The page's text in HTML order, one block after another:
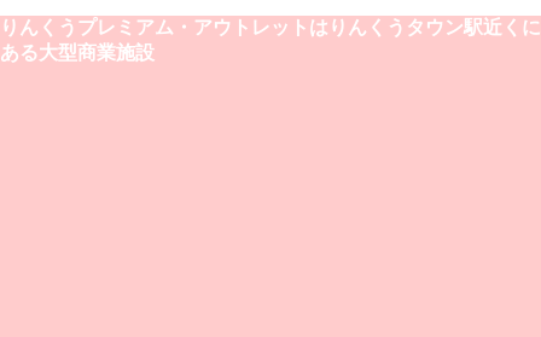
りんくうプレミアム・アウトレットはりんくうタウン駅近くに
ある大型商業施設